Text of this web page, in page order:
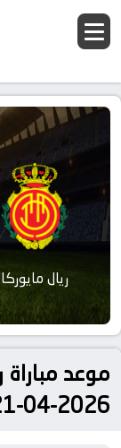
ريال مايوركا
موعد مباراة
2026-04-21 كورة لايف | koora live